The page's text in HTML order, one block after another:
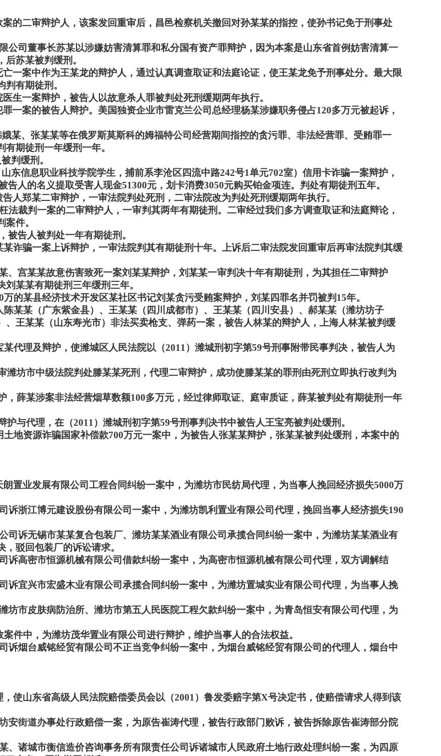
的二审辩护人，该案发回重审后，昌邑检察机关撤回对孙某某的指控，使孙书记免于刑事处
公司董事长苏某以涉嫌妨害清算罪和私分国有资产罪辩护，因为本案是山东省首例妨害清算一
苏某被判缓刑。
一案中作为王某龙的辩护人，通过认真调查取证和法庭论证，使王某龙免予刑事处分。最大限
有期徒刑。
生一案辩护，被告人以故意杀人罪被判处死刑缓期两年执行。
一案的被告人辩护。美国独资企业市雷克兰公司总经理杨某涉嫌职务侵占120多万元被起诉，
某、张某某等在俄罗斯莫斯科的姆福特公司经营期间指控的贪污罪、非法经营罪、受贿罪一
期徒刑一年缓刑一年。
判缓刑。
东信息职业科技学院学生，捕前系李沧区四流中路242号1单元702室）信用卡诈骗一案辩护，
人的名义提取受害人现金51300元，划卡消费3050元购买铂金项连。判处有期徒刑五年。
人郑某二审辩护，一审法院判处死刑，二审法院改为判处死刑缓期两年执行。
裁判一案的二审辩护人，一审判其两年有期徒刑。二审经过我们多方调查取证和法庭辩论，
件。
告人被判处一年有期徒刑。
诈骗一案上诉辩护，一审法院判其有期徒刑十年。上诉后二审法院发回重审后再审法院判其缓
宫某某故意伤害致死一案刘某某辩护，刘某某一审判决十年有期徒刑，为其担任二审辩护
某某有期徒刑三年缓刑三年。
的某县经济技术开发区某社区书记刘某贪污受贿案辩护，刘某四罪名并罚被判15年。
某某（广东紫金县）、王某某（四川成都市）、王某某（四川安县）、郝某某（潍坊坊子
、王某某（山东寿光市）非法买卖枪支、弹药一案，被告人林某的辩护人，上海人林某被判缓
代理及辩护，使潍城区人民法院以（2011）潍城刑初字第59号刑事附带民事判决，被告人为
坊市中级法院判处滕某某死刑，代理二审辩护，成功使滕某某的罪刑由死刑立即执行改判为
薛某涉案非法经营烟草数额100多万元，经过律师取证、庭审质证，薛某被判处有期徒刑一年
与代理，在（2011）潍城刑初字第59号刑事判决书中被告人王宝亮被判处缓刑。
地资源诈骗国家补偿款700万元一案中，为被告人张某某辩护，张某某被判处缓刑，本案中的
置业发展有限公司工程合同纠纷一案中，为潍坊市民纺局代理，为当事人挽回经济损失5000万
浙江博元建设股份有限公司一案中，为潍坊凯利置业有限公司代理，挽回当事人经济损失190
司诉无锡市某某复合包装厂、潍坊某某酒业有限公司承揽合同纠纷一案中，为潍坊某某酒业有
驳回包装厂的诉讼请求。
诉高密市恒源机械有限公司借款纠纷一案中，为高密市恒源机械有限公司代理，双方调解结
诉宜兴市宏盛木业有限公司承揽合同纠纷一案中，为潍坊置城实业有限公司代理，为当事人挽
坊市皮肤病防治所、潍坊市第五人民医院工程欠款纠纷一案中，为青岛恒安有限公司代理，为
件中，为潍坊茂华置业有限公司进行辩护，维护当事人的合法权益。
诉烟台威铭经贸有限公司不正当竞争纠纷一案中，为烟台威铭经贸有限公司的代理人，烟台中
使山东省高级人民法院赔偿委员会以（2001）鲁发委赔字第X号决定书，使赔偿请求人得到该
安街道办事处行政赔偿一案，为原告崔涛代理，被告行政部门败诉，被告拆除原告崔涛部分院
、诸城市衡信造价咨询事务所有限责任公司诉诸城市人民政府土地行政处理纠纷一案，为四原